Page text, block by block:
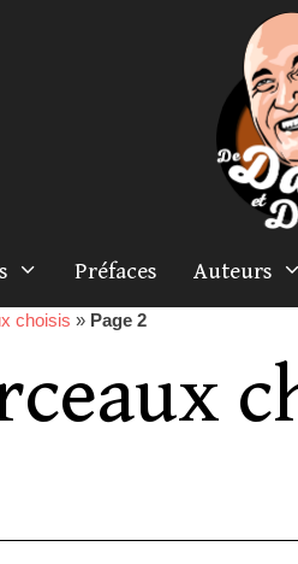
Préfaces Auteurs
choisis » Page 2